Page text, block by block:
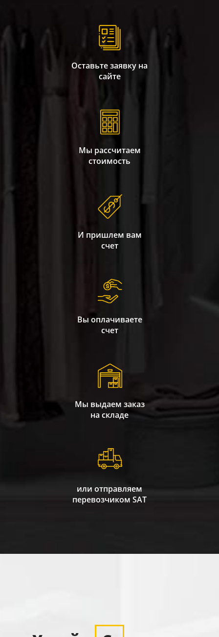
Оставьте заявку на
сайте
Мы рассчитаем
стоимость
И пришлем вам
счет
Вы оплачиваете
счет
Мы выдаем заказ
на складе
или отправляем
перевозчиком SAT